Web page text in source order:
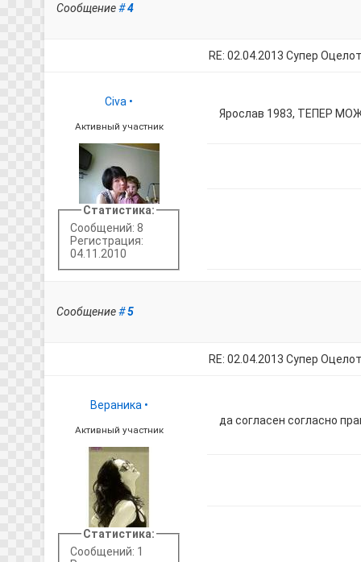
Сообщение#4
RE: 02.04.2013 Супер
Civa •
Активный участник
Статистика:
Сообщений: 8
Регистрация:
04.11.2010
Ярослав 1983, ТЕПЕР
Сообщение#5
RE: 02.04.2013 Супер
Вераника •
Активный участник
Статистика:
Сообщений: 1
да согласен согласно